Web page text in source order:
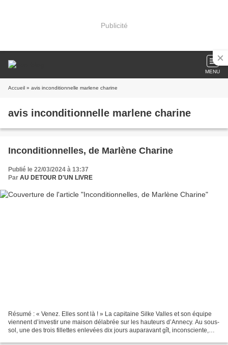
Publicité
MENU
Accueil » avis inconditionnelle marlene charine
avis inconditionnelle marlene charine
Inconditionnelles, de Marlène Charine
Publié le 22/03/2024 à 13:37
Par AU DETOUR D'UN LIVRE
Résumé : « Venez. Elles sont là ! » La capitaine Silke Valles et son équipe
viennent d’investir une maison délabrée sur les hauteurs d’Annecy. Au sous-
sol, une des trois fillettes enlevées dix jours auparavant gît, inconsciente,